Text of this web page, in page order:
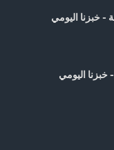
- خبزنا اليومي
خبزنا اليومي